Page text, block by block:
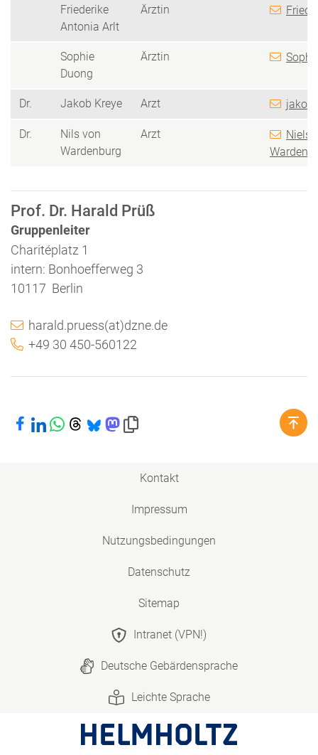
Prof. Dr. Harald Prüß
Gruppenleiter
Charitéplatz 1
intern: Bonhoefferweg 3
10117 Berlin
harald.pruess(at)dzne.de
+49 30 450-560122
Friederike
Antonia Arlt
Ärztin
Sophie
Duong
Ärztin
Dr. Jakob Kreye Arzt
Dr.
Nils von
Wardenburg
Arzt
Niels-
Bei Facebook teilen
Bei LinkedIn teilen
Bei WhatsApp teilen
Bei Threads teilen
Bei Bluesky teilen
Bei Mastodon teilen
Link in die Zwischenablage kopieren
Kontakt
Impressum
Nutzungsbedingungen
Datenschutz
Sitemap
Intranet (VPN!)
Deutsche Gebärdensprache
Leichte Sprache